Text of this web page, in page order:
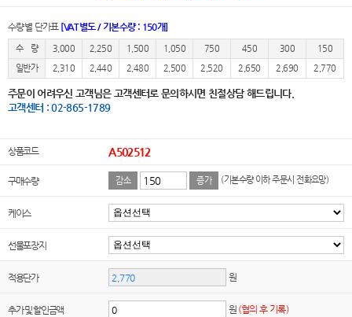
수량별 단가표 [VAT별도 / 기본수량 : 150개]
수 량 3,000 2,250 1,500 1,050 750 450 300
150
일반가
2,310 2,440 2,480 2,500 2,520 2,650 2,690 2,770
주문이 어려우신 고객님은 고객센터로 문의하시면 친절상담 해드립니다.
고객센터 : 02-865-1789
상품코드 A502512
구매수량 감소 증가 (기본수량 이하 주문시 전화요망)
케이스
선물포장지
적용단가 원
추가 및 할인금액 원 (협의 후 기록)